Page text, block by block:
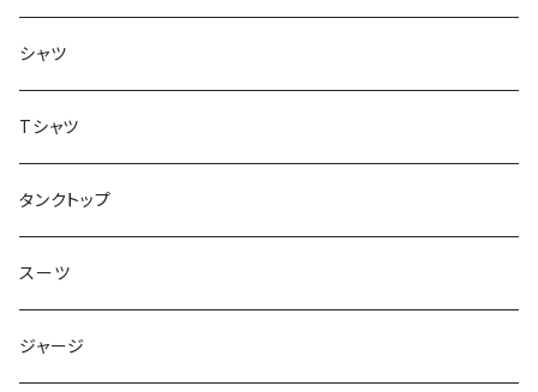
ボトムス
ジャケット
トップス
シャツ
Tシャツ
タンクトップ
スーツ
ジャージ